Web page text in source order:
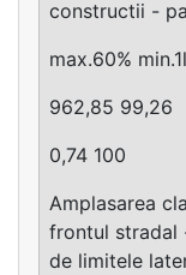
constructii -
max.60%
962,85 99,26
0,74 100
Amplasarea
frontul stradal
de limitele